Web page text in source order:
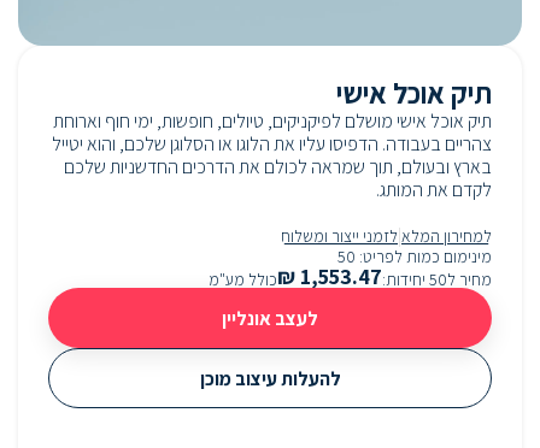
תיק אוכל אישי
תיק אוכל אישי מושלם לפיקניקים, טיולים, חופשות, ימי חוף וארוחת
צהריים בעבודה. הדפיסו עליו את הלוגו או הסלוגן שלכם, והוא יטייל
בארץ ובעולם, תוך שמראה לכולם את הדרכים החדשניות שלכם
לקדם את המותג.
למחירון המלא|לזמני ייצור ומשלוח
מינימום כמות לפריט:
50
מחיר ל50 יחידות
:
1,553.47
₪כולל מע"מ
לעצב אונליין
להעלות עיצוב מוכן